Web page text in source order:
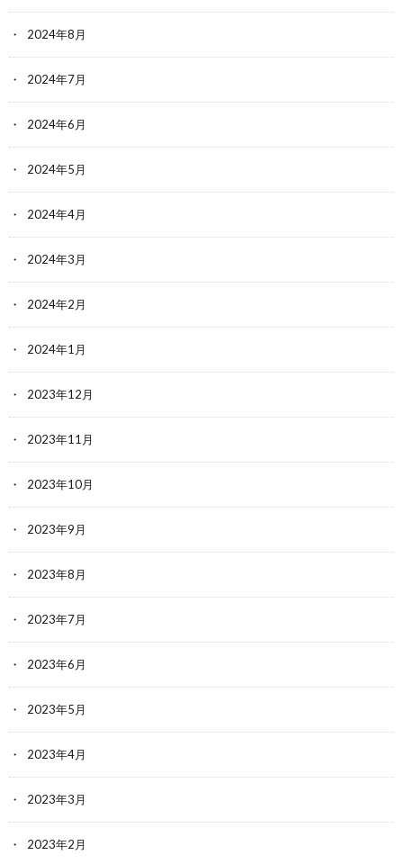
2024年8月
2024年7月
2024年6月
2024年5月
2024年4月
2024年3月
2024年2月
2024年1月
2023年12月
2023年11月
2023年10月
2023年9月
2023年8月
2023年7月
2023年6月
2023年5月
2023年4月
2023年3月
2023年2月